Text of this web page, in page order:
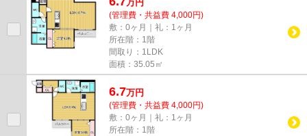
万円
(管理費・共益費 4,000円)
敷：0ヶ月｜礼：1ヶ月
所在階：1階
間取り：1LDK
面積：35.05㎡
6.7万円
(管理費・共益費 4,000円)
敷：0ヶ月｜礼：1ヶ月
所在階：1階